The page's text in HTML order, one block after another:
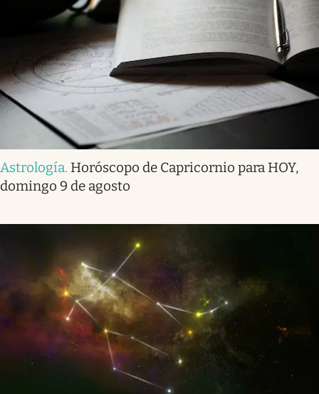
Astrología. Horóscopo de Capricornio para HOY,
domingo 9 de agosto